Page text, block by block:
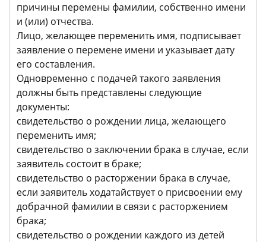
причины перемены фамилии, собственно имени
и (или) отчества.
Лицо, желающее переменить имя, подписывает
заявление о перемене имени и указывает дату
его составления.
Одновременно с подачей такого заявления
должны быть представлены следующие
документы:
свидетельство о рождении лица, желающего
переменить имя;
свидетельство о заключении брака в случае, если
заявитель состоит в браке;
свидетельство о расторжении брака в случае,
если заявитель ходатайствует о присвоении ему
добрачной фамилии в связи с расторжением
брака;
свидетельство о рождении каждого из детей